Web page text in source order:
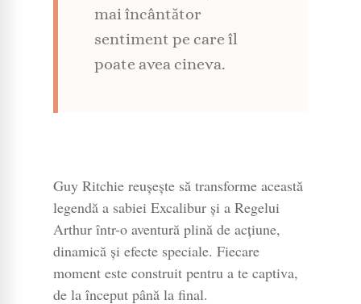
mai încântător
sentiment pe care îl
poate avea cineva.
Guy Ritchie reușește să transforme această
legendă a sabiei Excalibur și a Regelui
Arthur într-o aventură plină de acțiune,
dinamică și efecte speciale. Fiecare
moment este construit pentru a te captiva,
de la început până la final.